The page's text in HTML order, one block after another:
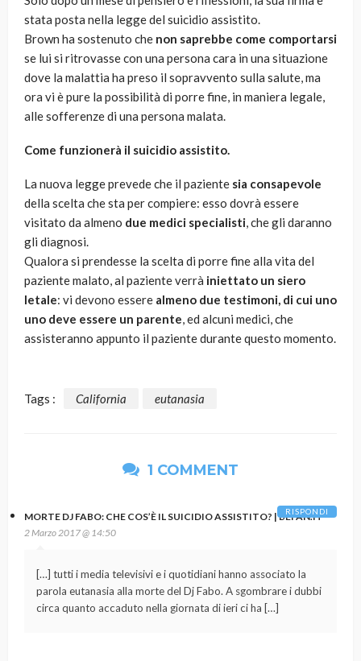
stata posta nella legge del suicidio assistito.
Brown ha sostenuto che non saprebbe come comportarsi
se lui si ritrovasse con una persona cara in una situazione
dove la malattia ha preso il sopravvento sulla salute, ma
ora vi è pure la possibilità di porre fine, in maniera legale,
alle sofferenze di una persona malata.
Come funzionerà il suicidio assistito.
La nuova legge prevede che il paziente sia consapevole
della scelta che sta per compiere: esso dovrà essere
visitato da almeno due medici specialisti, che gli daranno
gli diagnosi.
Qualora si prendesse la scelta di porre fine alla vita del
paziente malato, al paziente verrà iniettato un siero
letale: vi devono essere almeno due testimoni, di cui uno
uno deve essere un parente, ed alcuni medici, che
assisteranno appunto il paziente durante questo momento.
Tags : California eutanasia
1 COMMENT
MORTE DJ FABO: CHE COS’È IL SUICIDIO ASSISTITO? | BEFAN.IT
2 Marzo 2017 @ 14:50
[…] tutti i media televisivi e i quotidiani hanno associato la
parola eutanasia alla morte del Dj Fabo. A sgombrare i dubbi
circa quanto accaduto nella giornata di ieri ci ha […]
RISPONDI